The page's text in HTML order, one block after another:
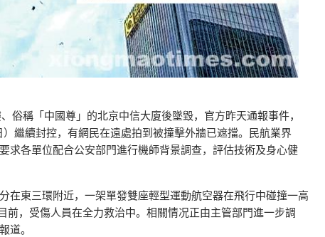
俗稱「中國尊」的北京中信大廈後墜毀，官方昨天通報事件，
繼續封控，有網民在遠處拍到被撞擊外牆已遮擋。民航業界
求各單位配合公安部門進行機師背景調查，評估技術及身心健
東三環附近，一架單發雙座輕型運動航空器在飛行中碰撞一高
，受傷人員在全力救治中。相關情况正由主管部門進一步調
道。